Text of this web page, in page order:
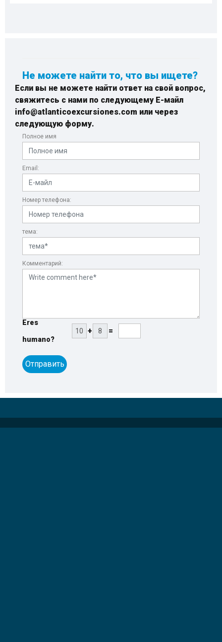
Не можете найти то, что вы ищете?
Если вы не можете найти ответ на свой вопрос,
свяжитесь с нами по следующему Е-майл
info@atlanticoexcursiones.com или через
следующую форму.
Полное имя
Email:
Номер телефона:
тема:
Комментарий:
Eres
humano?
+ =
Отправить